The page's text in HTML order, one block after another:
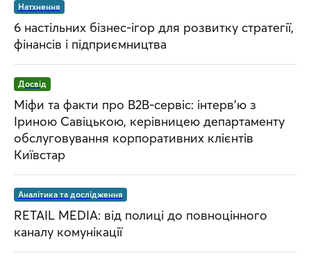
Натхнення
6 настільних бізнес-ігор для розвитку стратегії,
фінансів і підприємництва
Досвід
Міфи та факти про B2B-сервіс: інтерв’ю з
Іриною Савіцькою, керівницею департаменту
обслуговування корпоративних клієнтів
Київстар
Аналітика та дослідження
RETAIL MEDIA: від полиці до повноцінного
каналу комунікації